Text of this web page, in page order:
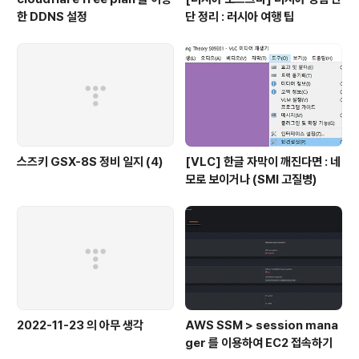
한 DDNS 설정
단 정리 : 러시아 여행 팁
스즈키 GSX-8S 정비 일지 (4)
[VLC] 한글 자막이 깨진다면 : 네
모로 보이거나 (SMI 고질병)
2022-11-23 의 아무 생각
AWS SSM > session mana
ger 를 이용하여 EC2 접속하기